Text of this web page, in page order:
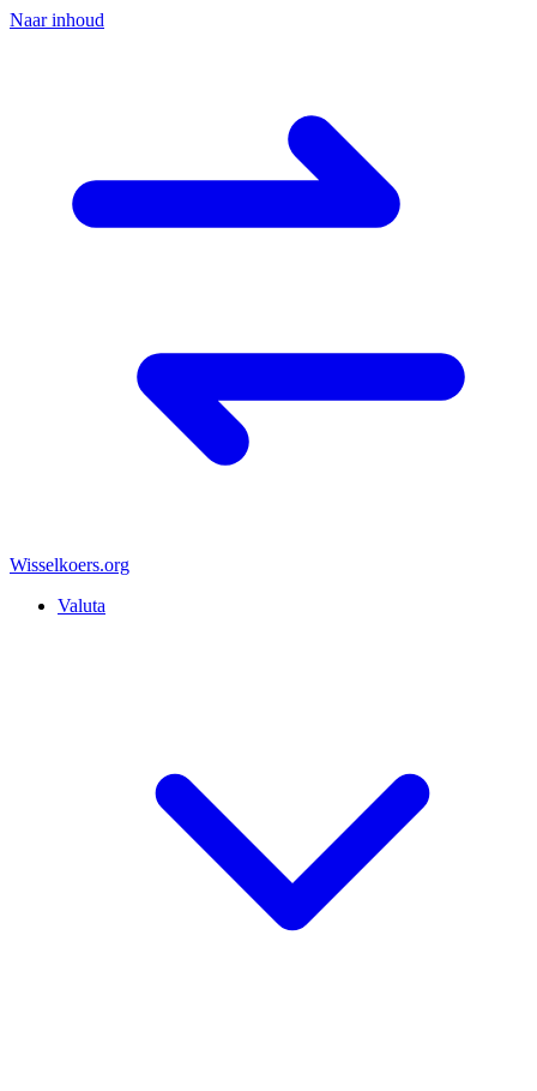
Naar inhoud
Wisselkoers.org
Valuta